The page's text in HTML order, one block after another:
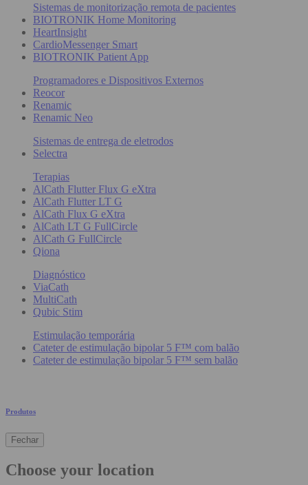
Sistemas de monitorização remota de pacientes
BIOTRONIK Home Monitoring
HeartInsight
CardioMessenger Smart
BIOTRONIK Patient App
Programadores e Dispositivos Externos
Reocor
Renamic
Renamic Neo
Sistemas de entrega de eletrodos
Selectra
Terapias
AlCath Flutter Flux G eXtra
AlCath Flutter LT G
AlCath Flux G eXtra
AlCath LT G FullCircle
AlCath G FullCircle
Qiona
Diagnóstico
ViaCath
MultiCath
Qubic Stim
Estimulação temporária
Cateter de estimulação bipolar 5 F™ com balão
Cateter de estimulação bipolar 5 F™ sem balão
Produtos
Fechar
Choose your location